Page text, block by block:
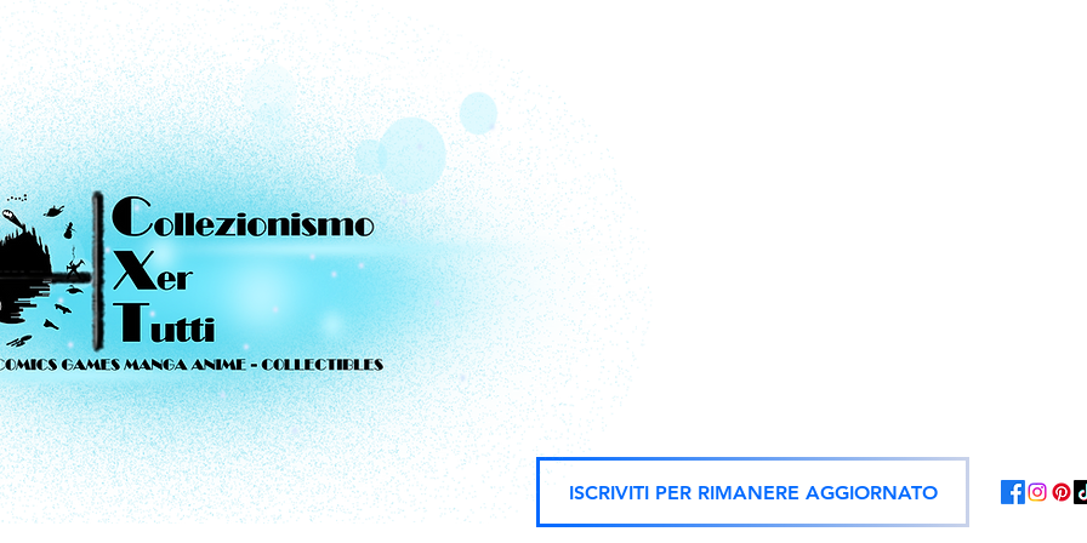
ISCRIVITI PER RIMANERE AGGIORNATO